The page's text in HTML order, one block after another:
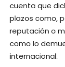
cuenta que
plazos como,
reputación o
como lo
internacional.